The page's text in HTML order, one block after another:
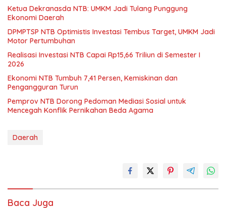
Ketua Dekranasda NTB: UMKM Jadi Tulang Punggung
Ekonomi Daerah
DPMPTSP NTB Optimistis Investasi Tembus Target, UMKM Jadi
Motor Pertumbuhan
Realisasi Investasi NTB Capai Rp15,66 Triliun di Semester I
2026
Ekonomi NTB Tumbuh 7,41 Persen, Kemiskinan dan
Pengangguran Turun
Pemprov NTB Dorong Pedoman Mediasi Sosial untuk
Mencegah Konflik Pernikahan Beda Agama
Daerah
Baca Juga